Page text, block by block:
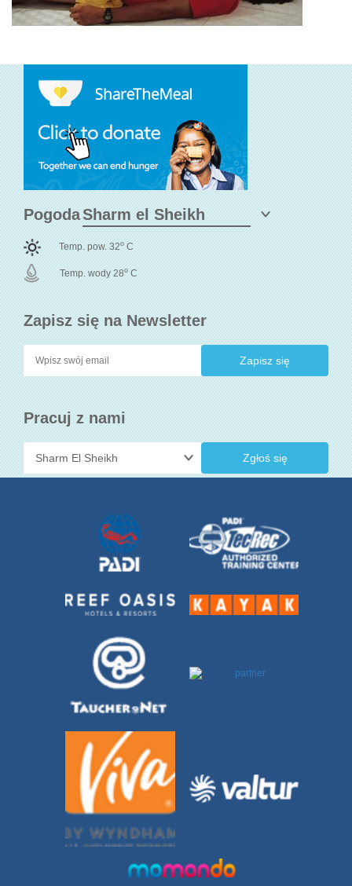
Zapisz się na Newsletter
Pracuj z nami
Zgłoś się
Pogoda
Temp. pow. 32o C
Temp. wody 28o C